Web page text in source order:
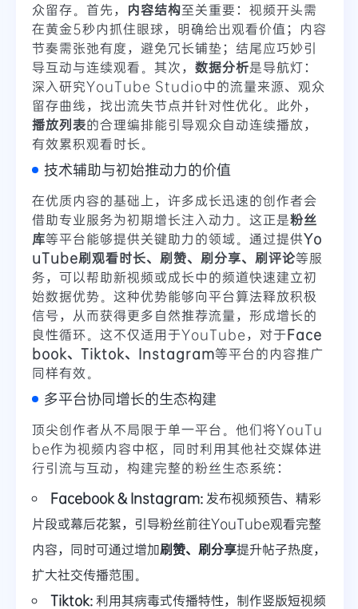
众留存。首先， 内容结构至关重要：视频开头需
在黄金5秒内抓住眼球，明确给出观看价值；内容
节奏需张弛有度，避免冗长铺垫；结尾应巧妙引
导互动与连续观看。其次， 数据分析是导航灯：
深入研究YouTube Studio中的流量来源、观众
留存曲线，找出流失节点并针对性优化。此外，
播放列表的合理编排能引导观众自动连续播放，
有效累积观看时长。
技术辅助与初始推动力的价值
在优质内容的基础上，许多成长迅速的创作者会
借助专业服务为初期增长注入动力。这正是粉丝
库等平台能够提供关键助力的领域。通过提供Yo
uTube刷观看时长、刷赞、刷分享、刷评论等服
务，可以帮助新视频或成长中的频道快速建立初
始数据优势。这种优势能够向平台算法释放积极
信号，从而获得更多自然推荐流量，形成增长的
良性循环。这不仅适用于YouTube，对于Face
book、Tiktok、Instagram等平台的内容推广
同样有效。
多平台协同增长的生态构建
顶尖创作者从不局限于单一平台。他们将YouTu
be作为视频内容中枢，同时利用其他社交媒体进
行引流与互动，构建完整的粉丝生态系统：
Facebook & Instagram: 发布视频预告、精彩
片段或幕后花絮，引导粉丝前往YouTube观看完整
内容，同时可通过增加刷赞、刷分享提升帖子热度，
扩大社交传播范围。
Tiktok:利用其病毒式传播特性，制作竖版短视频